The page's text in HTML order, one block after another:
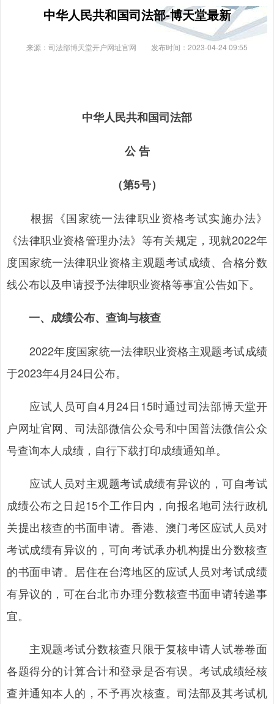
中华人民共和国司法部-博天堂最新
来源：司法部博天堂开户网址官网 发布时间：2023-04-24 09:55
中华人民共和国司法部
公 告
（第5号）
根据《国家统一法律职业资格考试实施办法》
《法律职业资格管理办法》等有关规定，现就2022年
度国家统一法律职业资格主观题考试成绩、合格分数
线公布以及申请授予法律职业资格等事宜公告如下。
一、成绩公布、查询与核查
2022年度国家统一法律职业资格主观题考试成绩
于2023年4月24日公布。
应试人员可自4月24日15时通过司法部博天堂开
户网址官网、司法部微信公众号和中国普法微信公众
号查询本人成绩，自行下载打印成绩通知单。
应试人员对主观题考试成绩有异议的，可自考试
成绩公布之日起15个工作日内，向报名地司法行政机
关提出核查的书面申请。香港、澳门考区应试人员对
考试成绩有异议的，可向考试承办机构提出分数核查
的书面申请。居住在台湾地区的应试人员对考试成绩
有异议的，可在台北市办理分数核查书面申请转递事
宜。
主观题考试分数核查只限于复核申请人试卷卷面
各题得分的计算合计和登录是否有误。考试成绩经核
查并通知本人的，不予再次核查。司法部及其考试机